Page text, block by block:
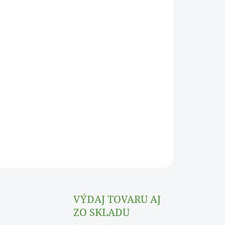
VÝDAJ TOVARU AJ
ZO SKLADU